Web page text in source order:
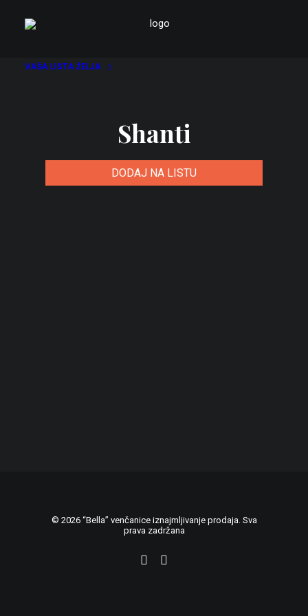
VAŠA LISTA ŽELJA
Shanti
DODAJ NA LISTU
© 2026 “Bella” venčanice iznajmljivanje prodaja. Sva
prava zadržana